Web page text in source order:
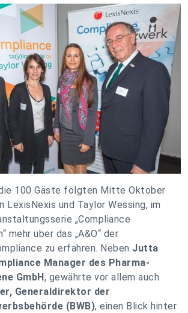
100 Gäste folgten Mitte Oktober
LexisNexis und Taylor Wessing, im
„Compliance
mehr über das „A&O“ der
zu erfahren. Neben Jutta
Manager des Pharma-
GmbH , gewährte vor allem auch
Generaldirektor der
(BWB), einen Blick hinter